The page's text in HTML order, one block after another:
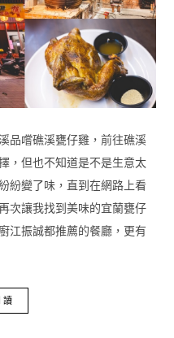
品嚐礁溪甕仔雞，前往礁溪
，但也不知道是不是生意太
紛變了味，直到在網路上看
次讓我找到美味的宜蘭甕仔
江振誠都推薦的餐廳，更有